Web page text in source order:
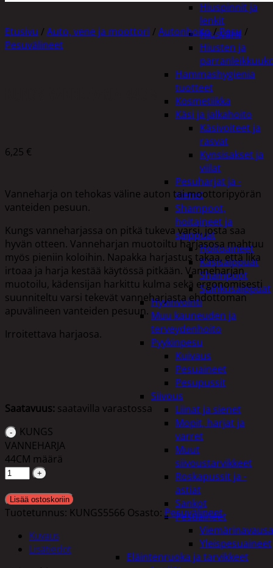
Hiuspinnit ja
lenkit
Hiusvärit
Hiusten ja
Hammashygienia
tuotteet
Kosmetiikka
Käsi ja jalkahoito
Käsivoiteet ja
rasvat
Kynsisakset ja
viilat
Pesuharjat ja -
sienet
Shampoot,
hoitaineet ja
saippuat
Hoitoaineet
Käsisaippuat
Shampoot
Suihkusaippuat
Hyvinvointi
Muu kauneuden ja
terveydenhoito
Pyykinpesu
Kuivaus
Pesuaineet
Pesupussit
Siivous
Liinat ja sienet
Mopit, harjat ja
varret
Muut
siivoustarvikkeet
Roskapussit ja -
astiat
Sankot
Pesuaineet
Yleispesuaineet
Eläintenruoka ja tarvikkeet
Etusivu / Auto, vene ja moottori / Autonhoito /Pesu /
Pesuvälineet
6,25 €
Vanneharja on tehokas väline auton tai moottoripyörän
vanteiden pesuun.
Kungs vanneharjassa on pitkä tukeva varsi, josta saa
hyvän otteen. Vanneharjan muotoiltu harjasosa mahtuu
myös pieniin koloihin. Napakka harjastus takaa, että lika
irtoaa ja harja kestää käytössä pitkään. Vanneharjan
muotoilu, kädensijan harkittu kulma sekä ergonomisesti
suunniteltu varsi tekevät vanneharjasta ehdottoman
apuvälineen vanteiden pesuun.
Irroitettava harjaosa.
Saatavuus: saatavilla varastossa
KUNGS
VANNEHARJA
44CM määrä
Lisää ostoskoriin
Tuotetunnus: KUNGS5566 Osasto: Pesuvälineet
Kuvaus
Lisätiedot